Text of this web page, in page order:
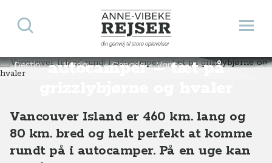
Anne-Vibeke Rejser
din genvej til store oplevelser
Åbn
Søg
Vancouver Island rundt i
autocamper – tæt på
Destinationer Nordamerika Canada Vancouver Island rundt i autocamper – tæt på grizzlybjørne og hvaler
Vancouver Island er 460 km. lang og
80 km. bred og helt perfekt at komme
rundt på i autocamper. På en uge kan